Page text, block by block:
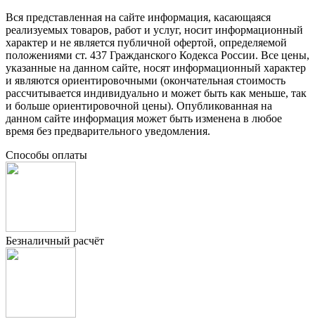
Вся представленная на сайте информация, касающаяся
реализуемых товаров, работ и услуг, носит информационный
характер и не является публичной офертой, определяемой
положениями ст. 437 Гражданского Кодекса России. Все цены,
указанные на данном сайте, носят информационный характер
и являются ориентировочными (окончательная стоимость
рассчитывается индивидуально и может быть как меньше, так
и больше ориентировочной цены). Опубликованная на
данном сайте информация может быть изменена в любое
время без предварительного уведомления.
Способы оплаты
Безналичный расчёт